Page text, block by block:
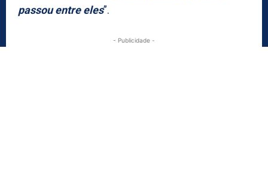
passou entre eles”.
- Publicidade -